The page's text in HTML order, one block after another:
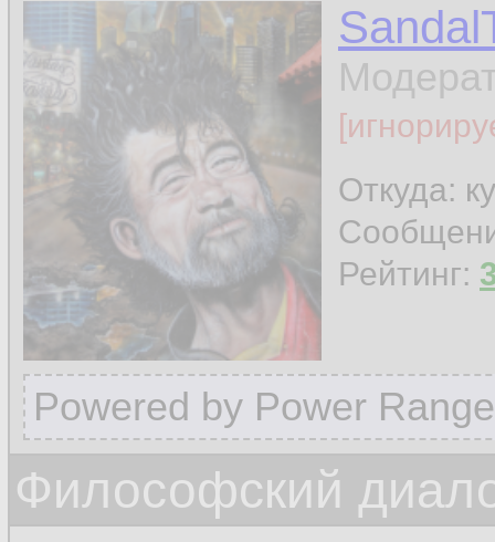
Откуда:
Рейтинг:
Powered by Power
Философский